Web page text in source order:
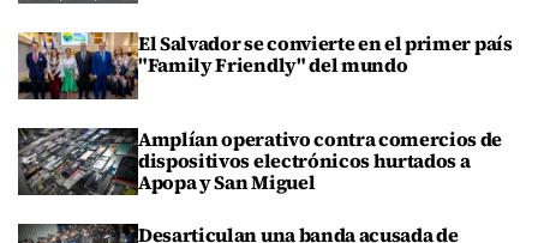
El Salvador se convierte en el primer país
"Family Friendly" del mundo
Amplían operativo contra comercios de
dispositivos electrónicos hurtados a
Apopa y San Miguel
Desarticulan una banda acusada de